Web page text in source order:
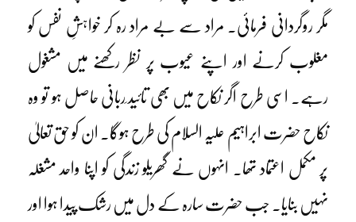
مگر روگردانی فرمائی۔ مراد سے بے مراد رہ کر خواہشِ نفس کو
مغلوب کرنے اور اپنے عیوب پر نظر رکھنے میں مشغول
رہے۔ اسی طرح اگر نکاح میں بھی تائید ِربانی حاصل ہو تو وہ
نکاح حضرت ابراہیم علیہ السلام کی طرح ہوگا۔ ان کو حق تعالیٰ
پر مکمل اعتماد تھا۔ انہوں نے گھریلو زندگی کو اپنا واحد مشغلہ
نہیں بنایا۔ جب حضرت سارہ کے دل میں رشک پیدا ہوا اور